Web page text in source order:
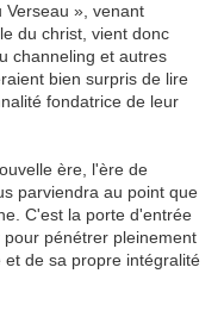
», venant
du christ, vient donc
channeling et autres
bien surpris de lire
fondatrice de leur
ère, l'ère de
parviendra au point que
C'est la porte d'entrée
pénétrer pleinement
de sa propre intégralité